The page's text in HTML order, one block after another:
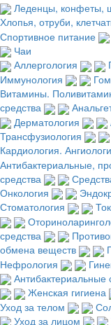
Леденцы, конфеты,
Хлопья, отруби,
Спортивное питание
Чаи
Аллергология
Иммунология
Витамины.
средства
Дерматология
Трансфузиология
Кардиология.
Антибактериальные,
средства
Онкология
Стоматология
средства
обмена веществ
Нефрология
Антибактериальные
Женская гигиена
Уход за телом
Уход за лицом